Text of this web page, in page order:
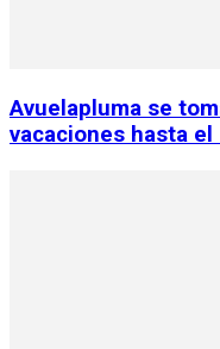
Avuelapluma se
vacaciones hasta